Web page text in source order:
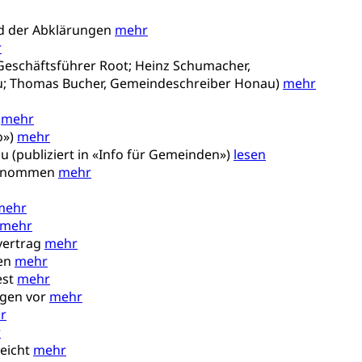
der Abklärungen mehr
Root; Heinz Schumacher,
Bucher, Gemeindeschreiber Honau) mehr
mehr
mehr
(publiziert in «Info für Gemeinden») lesen
mehr
mehr
mehr
mehr
mehr
vor mehr
mehr
parallele Einfuhr, regionale
Cassis-deDijon-Prinzip
Krankenkasse
Tabakprävention, Primärprävention,